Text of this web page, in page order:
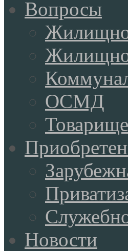
Вопросы
ОСМД
Новости